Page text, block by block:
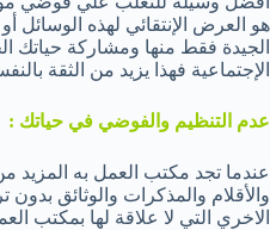
هو العرض الإنتقائي لهذه الوسائل أو
الجيدة فقط منها ومشاركة حياتك
الإجتماعية فهذا يزيد من الثقة
عدم التنظيم والفوضي في حياتك :
عندما تجد مكتب العمل به المزيد
والأقلام والمذكرات والوثائق بدون
الاخري التي لا علاقة لها بمكتب